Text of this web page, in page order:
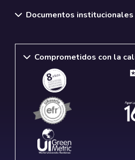
Documentos
Comprometidos con la